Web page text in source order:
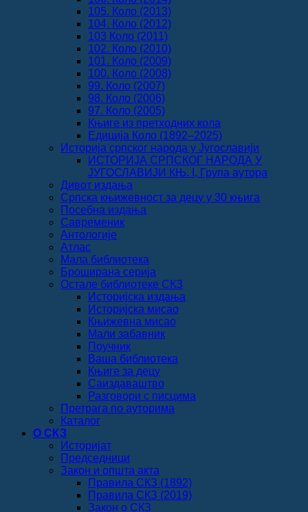
105. Коло (2013)
104. Коло (2012)
103 Коло (2011)
102. Коло (2010)
101. Коло (2009)
100. Коло (2008)
99. Коло (2007)
98. Коло (2006)
97. Коло (2005)
Књиге из претходних кола
Едиција Коло (1892‒2025)
Историја српског народа у Југославији
ИСТОРИЈА СРПСКОГ НАРОДА У
ЈУГОСЛАВИЈИ КЊ. I, Група аутора
Дивот издања
Српска књижевност за децу у 30 књига
Посебна издања
Савременик
Антологије
Атлас
Мала библиотека
Броширана серија
Остале библиотеке СКЗ
Историјска издања
Историјска мисао
Књижевна мисао
Мали забавник
Поучник
Ваша библиотека
Књиге за децу
Саиздаваштво
Разговори с писцима
Претрага по ауторима
Каталог
О СКЗ
Историјат
Председници
Закон и општа акта
Правила СКЗ (1892)
Правила СКЗ (2019)
Закон о СКЗ